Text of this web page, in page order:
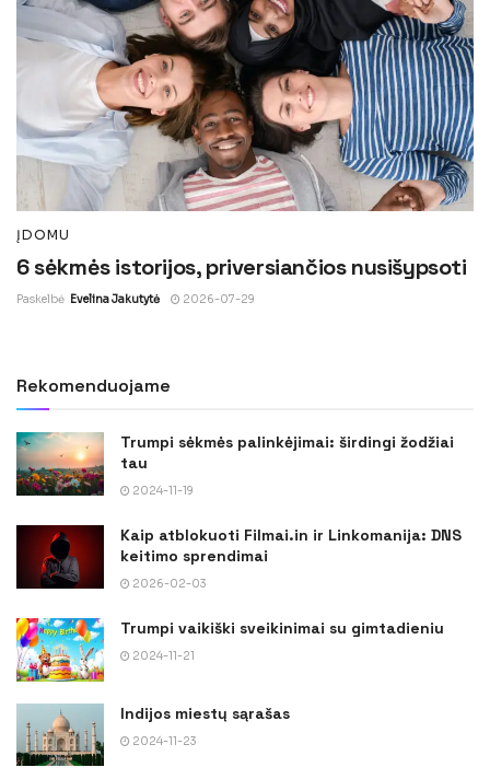
ĮDOMU
6 sėkmės istorijos, priversiančios nusišypsoti
Paskelbė Evelina Jakutytė 2026-07-29
Rekomenduojame
Trumpi sėkmės palinkėjimai: širdingi žodžiai
tau
2024-11-19
Kaip atblokuoti Filmai.in ir Linkomanija: DNS
keitimo sprendimai
2026-02-03
Trumpi vaikiški sveikinimai su gimtadieniu
2024-11-21
Indijos miestų sąrašas
2024-11-23